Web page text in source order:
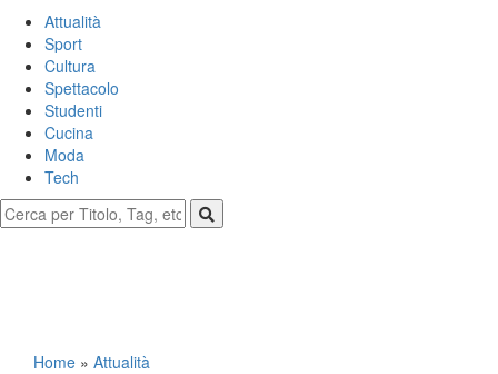
Attualità
Sport
Cultura
Spettacolo
Studenti
Cucina
Moda
Tech
Home » Attualità